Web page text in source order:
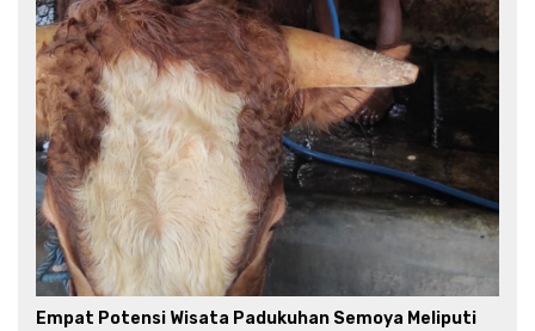
Empat Potensi Wisata Padukuhan Semoya Meliputi